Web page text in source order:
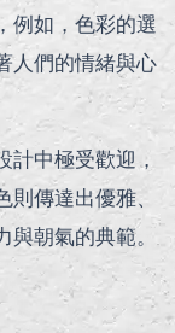
例如，色彩的選
人們的情緒與心
中極受歡迎，
傳達出優雅、
朝氣的典範。